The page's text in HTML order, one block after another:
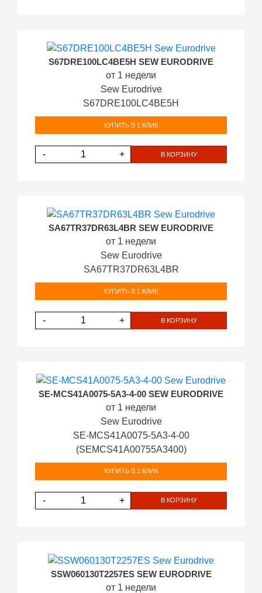
S67DRE100LC4BE5H SEW EURODRIVE
от 1 недели
Sew Eurodrive
S67DRE100LC4BE5H
КУПИТЬ В 1 КЛИК
- + В КОРЗИНУ
SA67TR37DR63L4BR SEW EURODRIVE
от 1 недели
Sew Eurodrive
SA67TR37DR63L4BR
КУПИТЬ В 1 КЛИК
- + В КОРЗИНУ
SE-MCS41A0075-5A3-4-00 SEW EURODRIVE
от 1 недели
Sew Eurodrive
SE-MCS41A0075-5A3-4-00
(SEMCS41A00755A3400)
КУПИТЬ В 1 КЛИК
- + В КОРЗИНУ
SSW060130T2257ES SEW EURODRIVE
от 1 недели